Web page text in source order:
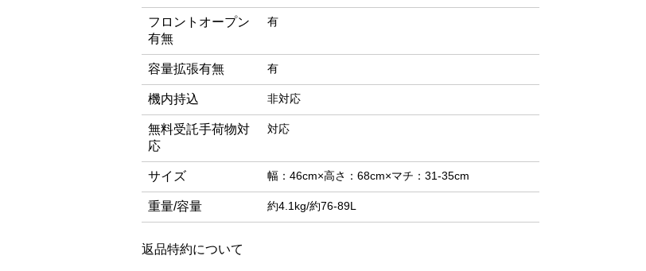
フロントオープン
有無
有
容量拡張有無 有
機内持込 非対応
無料受託手荷物対
応
対応
サイズ 幅：46cm×高さ：68cm×マチ：31-35cm
重量/容量 約4.1kg/約76-89L
返品特約について